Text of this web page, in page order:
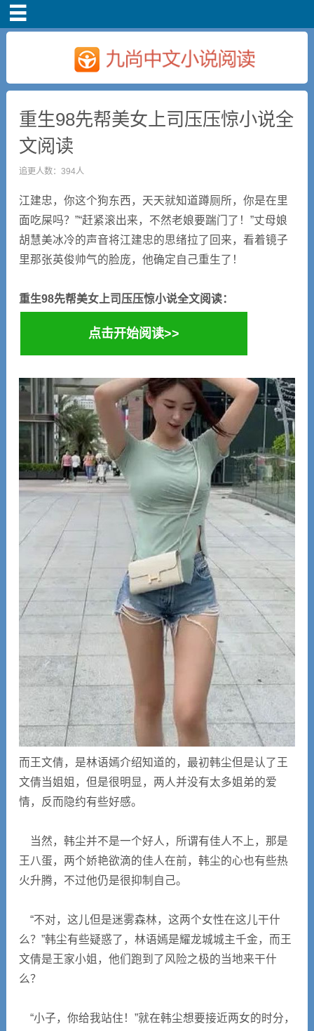
重生98先帮美女上司压压惊小说全
文阅读
追更人数：394人
江建忠，你这个狗东西，天天就知道蹲厕所，你是在里
面吃屎吗？”“赶紧滚出来，不然老娘要踹门了！”丈母娘
胡慧美冰冷的声音将江建忠的思绪拉了回来，看着镜子
里那张英俊帅气的脸庞，他确定自己重生了！
重生98先帮美女上司压压惊小说全文阅读：
点击开始阅读>>
而王文倩，是林语嫣介绍知道的，最初韩尘但是认了王
文倩当姐姐，但是很明显，两人并没有太多姐弟的爱
情，反而隐约有些好感。
当然，韩尘并不是一个好人，所谓有佳人不上，那是
王八蛋，两个娇艳欲滴的佳人在前，韩尘的心也有些热
火升腾，不过他仍是很抑制自己。
“不对，这儿但是迷雾森林，这两个女性在这儿干什
么？”韩尘有些疑惑了，林语嫣是耀龙城城主千金，而王
文倩是王家小姐，他们跑到了风险之极的当地来干什
么？
“小子，你给我站住！”就在韩尘想要接近两女的时分，